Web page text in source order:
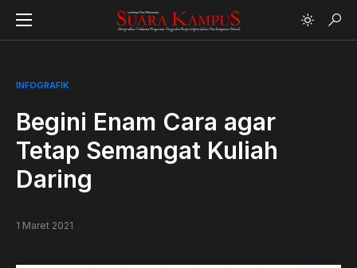
INFOGRAFIK
Begini Enam Cara agar
Tetap Semangat Kuliah
Daring
1 Maret 2021